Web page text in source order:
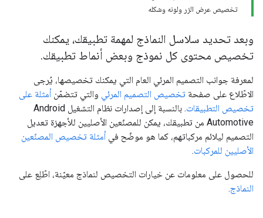
تخصيص عرض الزر ولونه وشكله
وبعد تحديد سلاسل النماذج لمهمة تطبيقك، يمكنك
تخصيص محتوى كل نموذج وبعض أنماط تطبيقك.
لمعرفة جوانب التصميم المرئي العام التي يمكنك تخصيصها، يُرجى
الاطّلاع على صفحة تخصيص التصميم المرئي والتي تتضمّنأمثلة على
تخصيص التطبيقات
. بالنسبة إلى إصدارات نظام التشغيل Android
Automotive من تطبيقك، يمكن للمصنّعين الأصليين للأجهزة تعديل
التصميم ليلائم مركباتهم، كما هو موضّح فيأمثلة تخصيص المصنّعين
الأصليين للمركبات.
للحصول على معلومات عن خيارات التخصيص لنماذج معيّنة، اطّلِع على
النماذج.